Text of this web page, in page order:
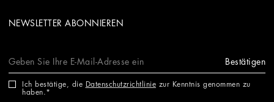
NEWSLETTER ABONNIEREN
Bestätigen
Ich bestätige, die Datenschutzrichtlinie zur Kenntnis genommen zu
haben.